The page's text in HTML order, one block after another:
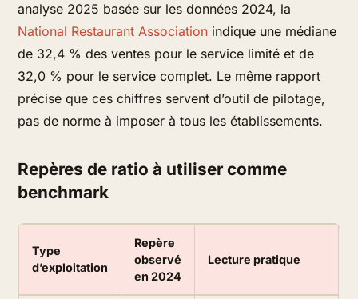
analyse 2025 basée sur les données 2024, la
National Restaurant Association indique une médiane
de 32,4 % des ventes pour le service limité et de
32,0 % pour le service complet. Le même rapport
précise que ces chiffres servent d’outil de pilotage,
pas de norme à imposer à tous les établissements.
Repères de ratio à utiliser comme
benchmark
Type
d’exploitation
Repère
observé
en 2024
Lecture pratique